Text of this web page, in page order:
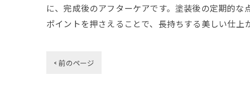
に、完成後のアフターケアです。塗装後の定期的
ポイントを押さえることで、長持ちする美しい仕上
< 前のページ